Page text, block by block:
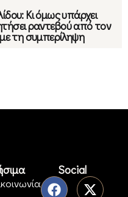
Κι όμως υπάρχει
ραντεβού από τον
τη συμπερίληψη
Social